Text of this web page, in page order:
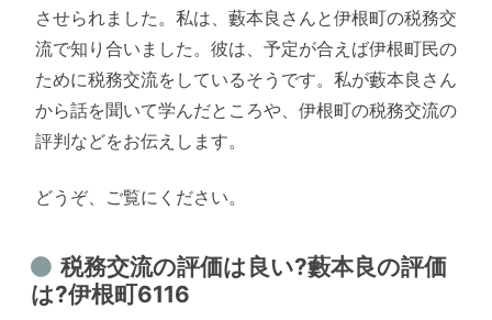
させられました。私は、藪本良さんと伊根町の税務交
流で知り合いました。彼は、予定が合えば伊根町民の
ために税務交流をしているそうです。私が藪本良さん
から話を聞いて学んだところや、伊根町の税務交流の
評判などをお伝えします。
どうぞ、ご覧にください。
税務交流の評価は良い?藪本良の評価
は?伊根町6116